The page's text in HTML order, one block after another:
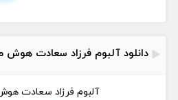
دانلود آلبوم فرزاد سعادت
آلبوم فرزاد سعادت